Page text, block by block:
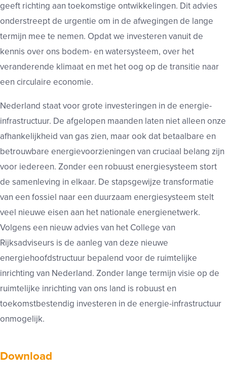
geeft richting aan toekomstige ontwikkelingen. Dit advies
onderstreept de urgentie om in de afwegingen de lange
termijn mee te nemen. Opdat we investeren vanuit de
kennis over ons bodem- en watersysteem, over het
veranderende klimaat en met het oog op de transitie naar
een circulaire economie.
Nederland staat voor grote investeringen in de energie-
infrastructuur. De afgelopen maanden laten niet alleen onze
afhankelijkheid van gas zien, maar ook dat betaalbare en
betrouwbare energievoorzieningen van cruciaal belang zijn
voor iedereen. Zonder een robuust energiesysteem stort
de samenleving in elkaar. De stapsgewijze transformatie
van een fossiel naar een duurzaam energiesysteem stelt
veel nieuwe eisen aan het nationale energienetwerk.
Volgens een nieuw advies van het College van
Rijksadviseurs is de aanleg van deze nieuwe
energiehoofdstructuur bepalend voor de ruimtelijke
inrichting van Nederland. Zonder lange termijn visie op de
ruimtelijke inrichting van ons land is robuust en
toekomstbestendig investeren in de energie-infrastructuur
onmogelijk.
Download